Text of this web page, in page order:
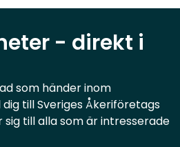
- direkt i
som händer inom
till Sveriges Åkeriföretags
till alla som är intresserade